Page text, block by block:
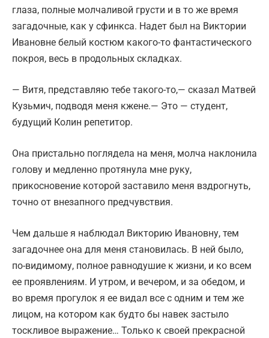
глаза, полные молчаливой грусти и в то же время
загадочные, как у сфинкса. Надет был на Виктории
Ивановне белый костюм какого-то фантастического
покроя, весь в продольных складках.
— Витя, представляю тебе такого-то,— сказал Матвей
Кузьмич, подводя меня кжене.— Это — студент,
будущий Колин репетитор.
Она пристально поглядела на меня, молча наклонила
голову и медленно протянула мне руку,
прикосновение которой заставило меня вздрогнуть,
точно от внезапного предчувствия.
Чем дальше я наблюдал Викторию Ивановну, тем
загадочнее она для меня становилась. В ней было,
по-видимому, полное равнодушие к жизни, и ко всем
ее проявлениям. И утром, и вечером, и за обедом, и
во время прогулок я ее видал все с одним и тем же
лицом, на котором как будто бы навек застыло
тоскливое выражение… Только к своей прекрасной